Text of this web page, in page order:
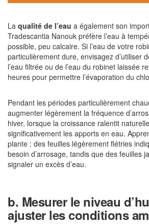
La qualité de l’eau a également son
Tradescantia Nanouk préfère l’eau à
possible, peu calcaire. Si l’eau de votre
particulièrement dure, envisagez d’utiliser
l’eau filtrée ou de l’eau du robinet laissée
heures pour permettre l’évaporation du
Pendant les périodes particulièrement
augmenter légèrement la fréquence
hiver, lorsque la croissance ralentit
significativement les apports en eau.
plante : des feuilles légèrement flétries
besoin d’arrosage, tandis que des feuilles
signaler un excès d’eau.
b. Mesurer le niveau
ajuster les conditions